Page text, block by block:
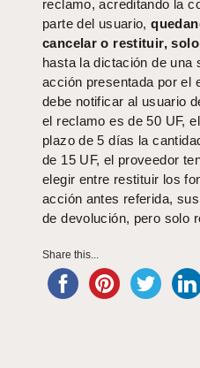
reclamo, acreditando la
parte del usuario,
cancelar o restituir,
hasta la dictación de una
acción presentada por el
debe notificar al usuario
el reclamo es de 50 UF,
plazo de 5 días la
de 15 UF, el proveedor
elegir entre restituir los
acción antes referida,
de devolución, pero solo
Share this...